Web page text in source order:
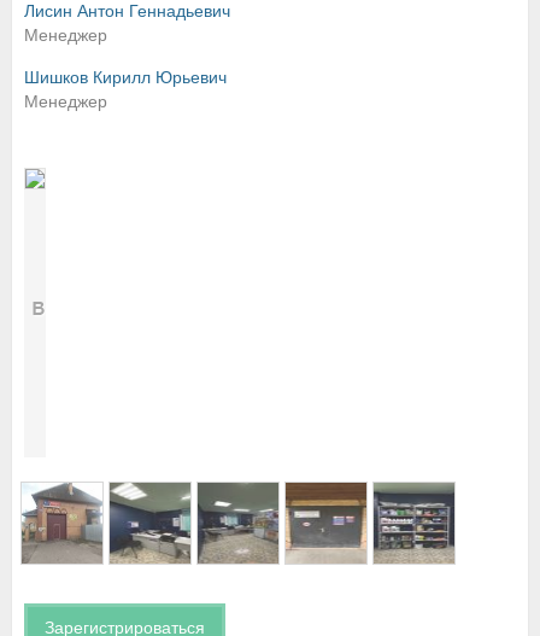
Лисин Антон Геннадьевич
Менеджер
Шишков Кирилл Юрьевич
Менеджер
Зарегистрироваться